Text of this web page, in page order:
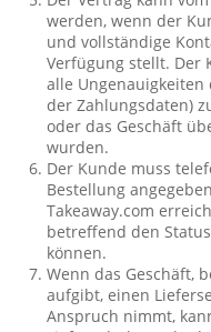
werden, wenn der
und vollständige
Verfügung stellt. Der
alle
der Zahlungsdaten)
oder das Geschäft
wurden.
Der Kunde muss
Bestellung
Takeaway.com
betreffend den
können.
Wenn das Geschäft,
aufgibt, einen
Anspruch nimmt,